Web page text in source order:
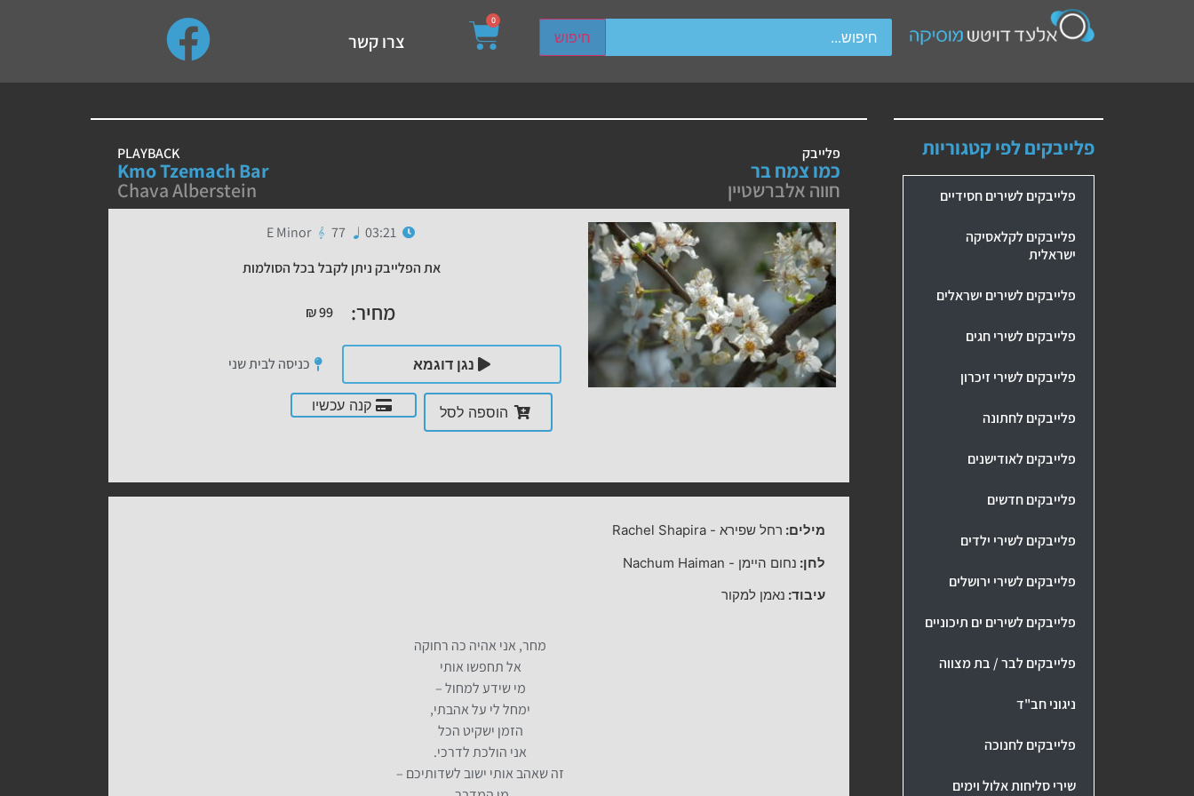
חיפוש
up and down arrows to review and enter to go to the desired page. Touch device users, explore by touch or with swipe gestures.
0
צרו קשר
פלייבקים לפי קטגוריות
פלייבקים לשירים חסידיים
פלייבקים לקלאסיקה
ישראלית
פלייבקים לשירים ישראלים
פלייבקים לשירי חגים
פלייבקים לשירי זיכרון
פלייבקים לחתונה
פלייבקים לאודישנים
פלייבקים חדשים
פלייבקים לשירי ילדים
פלייבקים לשירי ירושלים
פלייבקים לשירים ים תיכוניים
פלייבקים לבר / בת מצווה
ניגוני חב"ד
פלייבקים לחנוכה
שירי סליחות אלול וימים
פלייבק
כמו צמח בר
חווה אלברשטיין
PLAYBACK
Kmo Tzemach Bar
Chava Alberstein
03:21
77
E Minor
את הפלייבק ניתן לקבל בכל הסולמות
מחיר: ₪99
נגן דוגמא כניסה לבית שני
הוספה לסל קנה עכשיו
מילים: רחל שפירא-
Rachel Shapira
לחן: נחום היימן -
Nachum Haiman
עיבוד: נאמן למקור
מחר, אני אהיה כה רחוקה
אל תחפשו אותי
מי שידע למחול –
ימחל לי על אהבתי,
הזמן ישקיט הכל
אני הולכת לדרכי.
זה שאהב אותי ישוב לשדותיכם –